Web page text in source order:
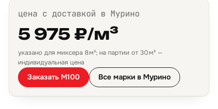
цена с доставкой в Мурино
5 975 ₽/м³
указано для миксера 8 м³; на партии от 30 м³ —
индивидуальная цена
Заказать М100 Все марки в Мурино